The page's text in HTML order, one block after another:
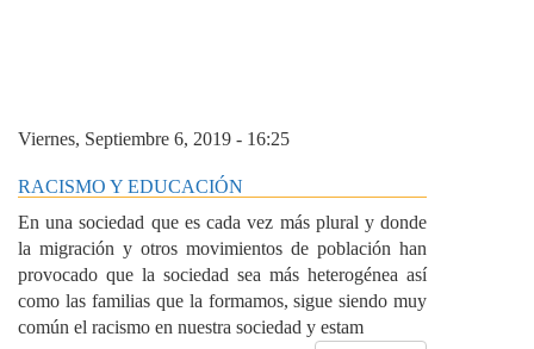
Viernes, Septiembre 6, 2019 - 16:25
RACISMO Y EDUCACIÓN
En una sociedad que es cada vez más plural y donde
la migración y otros movimientos de población han
provocado que la sociedad sea más heterogénea así
como las familias que la formamos, sigue siendo muy
común el racismo en nuestra sociedad y estam